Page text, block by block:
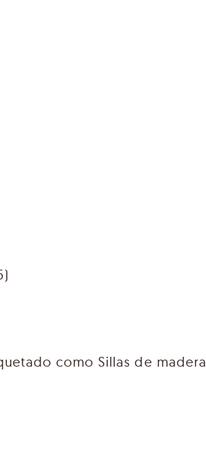
comoSillas de madera